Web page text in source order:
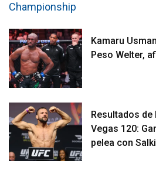
Kamaru
Peso Welter,
Resultados de
Vegas 120:
pelea con